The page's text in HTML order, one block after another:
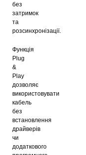
без
затримок
та
розсинхронізації.
Функція
Plug
&
Play
дозволяє
використовувати
кабель
без
встановлення
драйверів
чи
додаткового